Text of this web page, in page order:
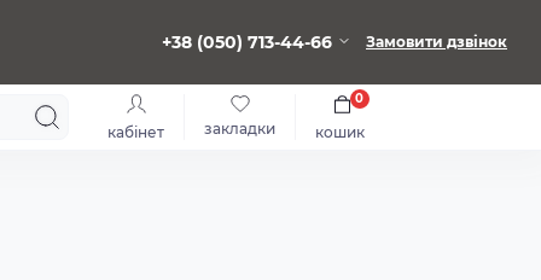
+38 (050) 713-44-66 Замовити дзвінок
кабінет закладки кошик
0